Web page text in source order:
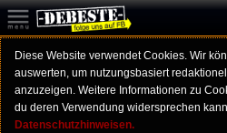
Diese Website verwendet Cookies. Wir
auswerten, um nutzungsbasiert
anzuzeigen. Weitere Informationen zu
du deren Verwendung widersprechen
Datenschutzhinweisen.